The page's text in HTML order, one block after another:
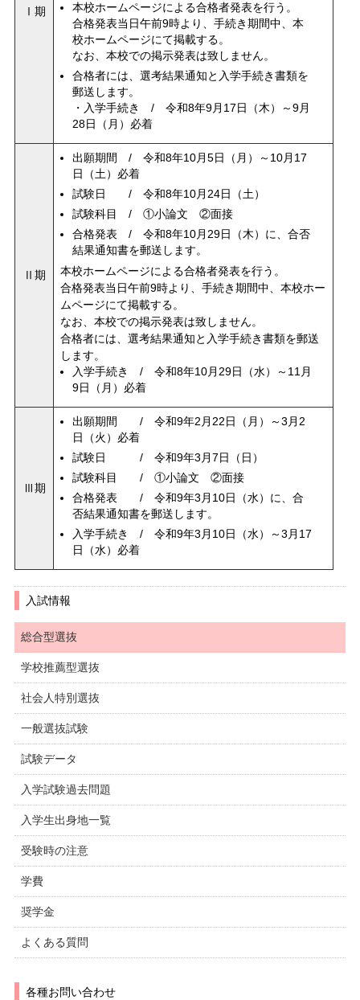
Ⅰ期
本校ホームページによる合格者発表を行う。
合格発表当日午前9時より、手続き期間中、本
校ホームページにて掲載する。
なお、本校での掲示発表は致しません。
合格者には、選考結果通知と入学手続き書類を
郵送します。
・入学手続き / 令和8年9月17日（木）～9月
28日（月）必着
Ⅱ期
出願期間 / 令和8年10月5日（月）～10月17
日（土）必着
試験日 / 令和8年10月24日（土）
試験科目 / ①小論文 ②面接
合格発表 / 令和8年10月29日（木）に、合否
結果通知書を郵送します。
本校ホームページによる合格者発表を行う。
合格発表当日午前9時より、手続き期間中、本校ホー
ムページにて掲載する。
なお、本校での掲示発表は致しません。
合格者には、選考結果通知と入学手続き書類を郵送
します。
入学手続き / 令和8年10月29日（水）～11月
9日（月）必着
Ⅲ期
出願期間 / 令和9年2月22日（月）～3月2
日（火）必着
試験日 / 令和9年3月7日（日）
試験科目 / ①小論文 ②面接
合格発表 / 令和9年3月10日（水）に、合
否結果通知書を郵送します。
入学手続き / 令和9年3月10日（水）～3月17
日（水）必着
入試情報
総合型選抜
学校推薦型選抜
社会人特別選抜
一般選抜試験
試験データ
入学試験過去問題
入学生出身地一覧
受験時の注意
学費
奨学金
よくある質問
各種お問い合わせ